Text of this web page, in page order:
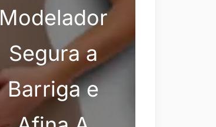
Modelador
Segura a
Barriga e